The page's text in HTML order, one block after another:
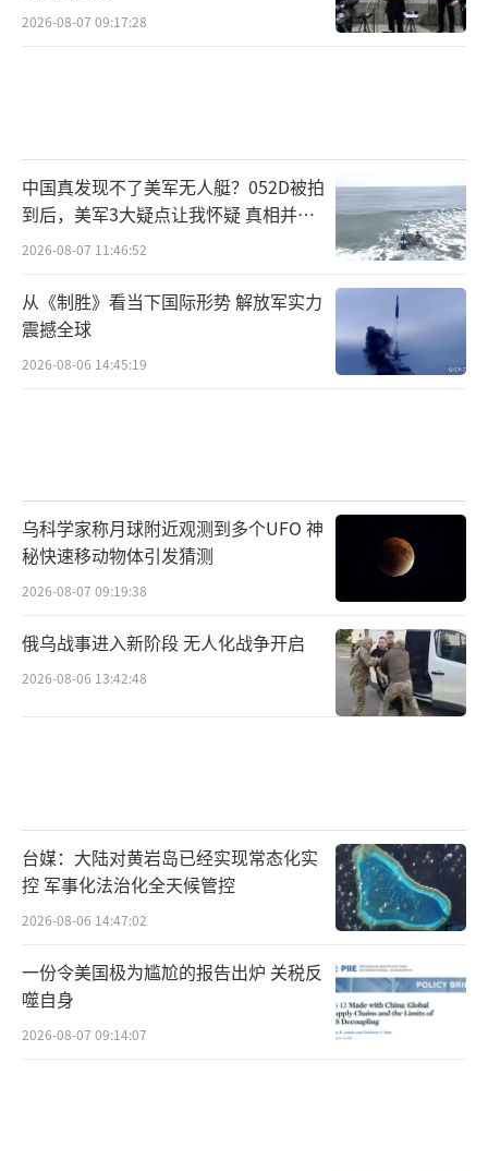
2026-08-07 09:17:28
中国真发现不了美军无人艇？052D被拍
到后，美军3大疑点让我怀疑 真相并非
如此
2026-08-07 11:46:52
从《制胜》看当下国际形势 解放军实力
震撼全球
2026-08-06 14:45:19
乌科学家称月球附近观测到多个UFO 神
秘快速移动物体引发猜测
2026-08-07 09:19:38
俄乌战事进入新阶段 无人化战争开启
2026-08-06 13:42:48
台媒：大陆对黄岩岛已经实现常态化实
控 军事化法治化全天候管控
2026-08-06 14:47:02
一份令美国极为尴尬的报告出炉 关税反
噬自身
2026-08-07 09:14:07